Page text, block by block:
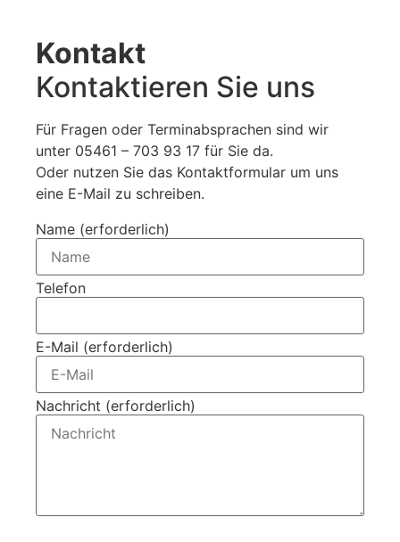
Kontakt
Kontaktieren Sie uns
Für Fragen oder Terminabsprachen sind wir
unter 05461 – 703 93 17 für Sie da.
Oder nutzen Sie das Kontaktformular um uns
eine E-Mail zu schreiben.
Name (erforderlich)
Telefon
E-Mail (erforderlich)
Nachricht (erforderlich)